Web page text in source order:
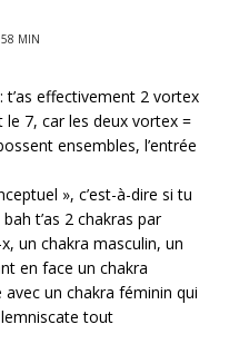
MIN
t’as effectivement 2 vortex
7, car les deux vortex =
ensembles, l’entrée
», c’est-à-dire si tu
t’as 2 chakras par
un chakra masculin, un
en face un chakra
un chakra féminin qui
tout